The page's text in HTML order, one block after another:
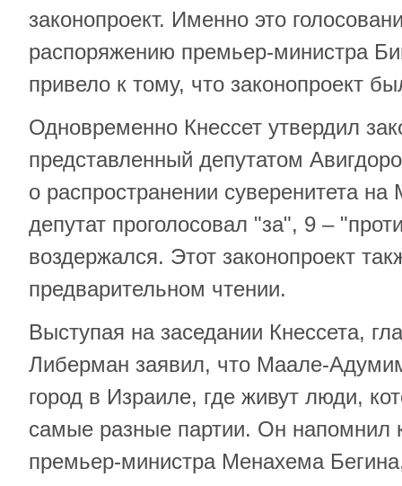
законопроект. Именно это
распоряжению премьер-министра
привело к тому, что законопроект
Одновременно Кнессет утвердил
представленный депутатом
о распространении суверенитета
депутат проголосовал "за", 9 –
воздержался. Этот законопроект
предварительном чтении.
Выступая на заседании Кнессета,
Либерман заявил, что Маале-
город в Израиле, где живут люди,
самые разные партии. Он напомнил
премьер-министра Менахема